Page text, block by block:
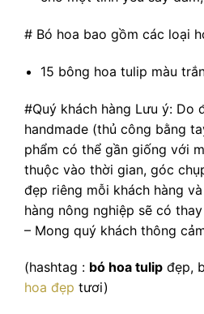
# Bó hoa bao gồm các loại
15 bông hoa tulip màu
#Quý khách hàng Lưu ý: Do
handmade (thủ công bằng
phẩm có thể gần giống với
thuộc vào thời gian, góc
đẹp riêng mỗi khách hàng
hàng nông nghiệp sẽ có
– Mong quý khách thông
(hashtag : bó hoa tulip đẹp,
hoa đẹp tươi)